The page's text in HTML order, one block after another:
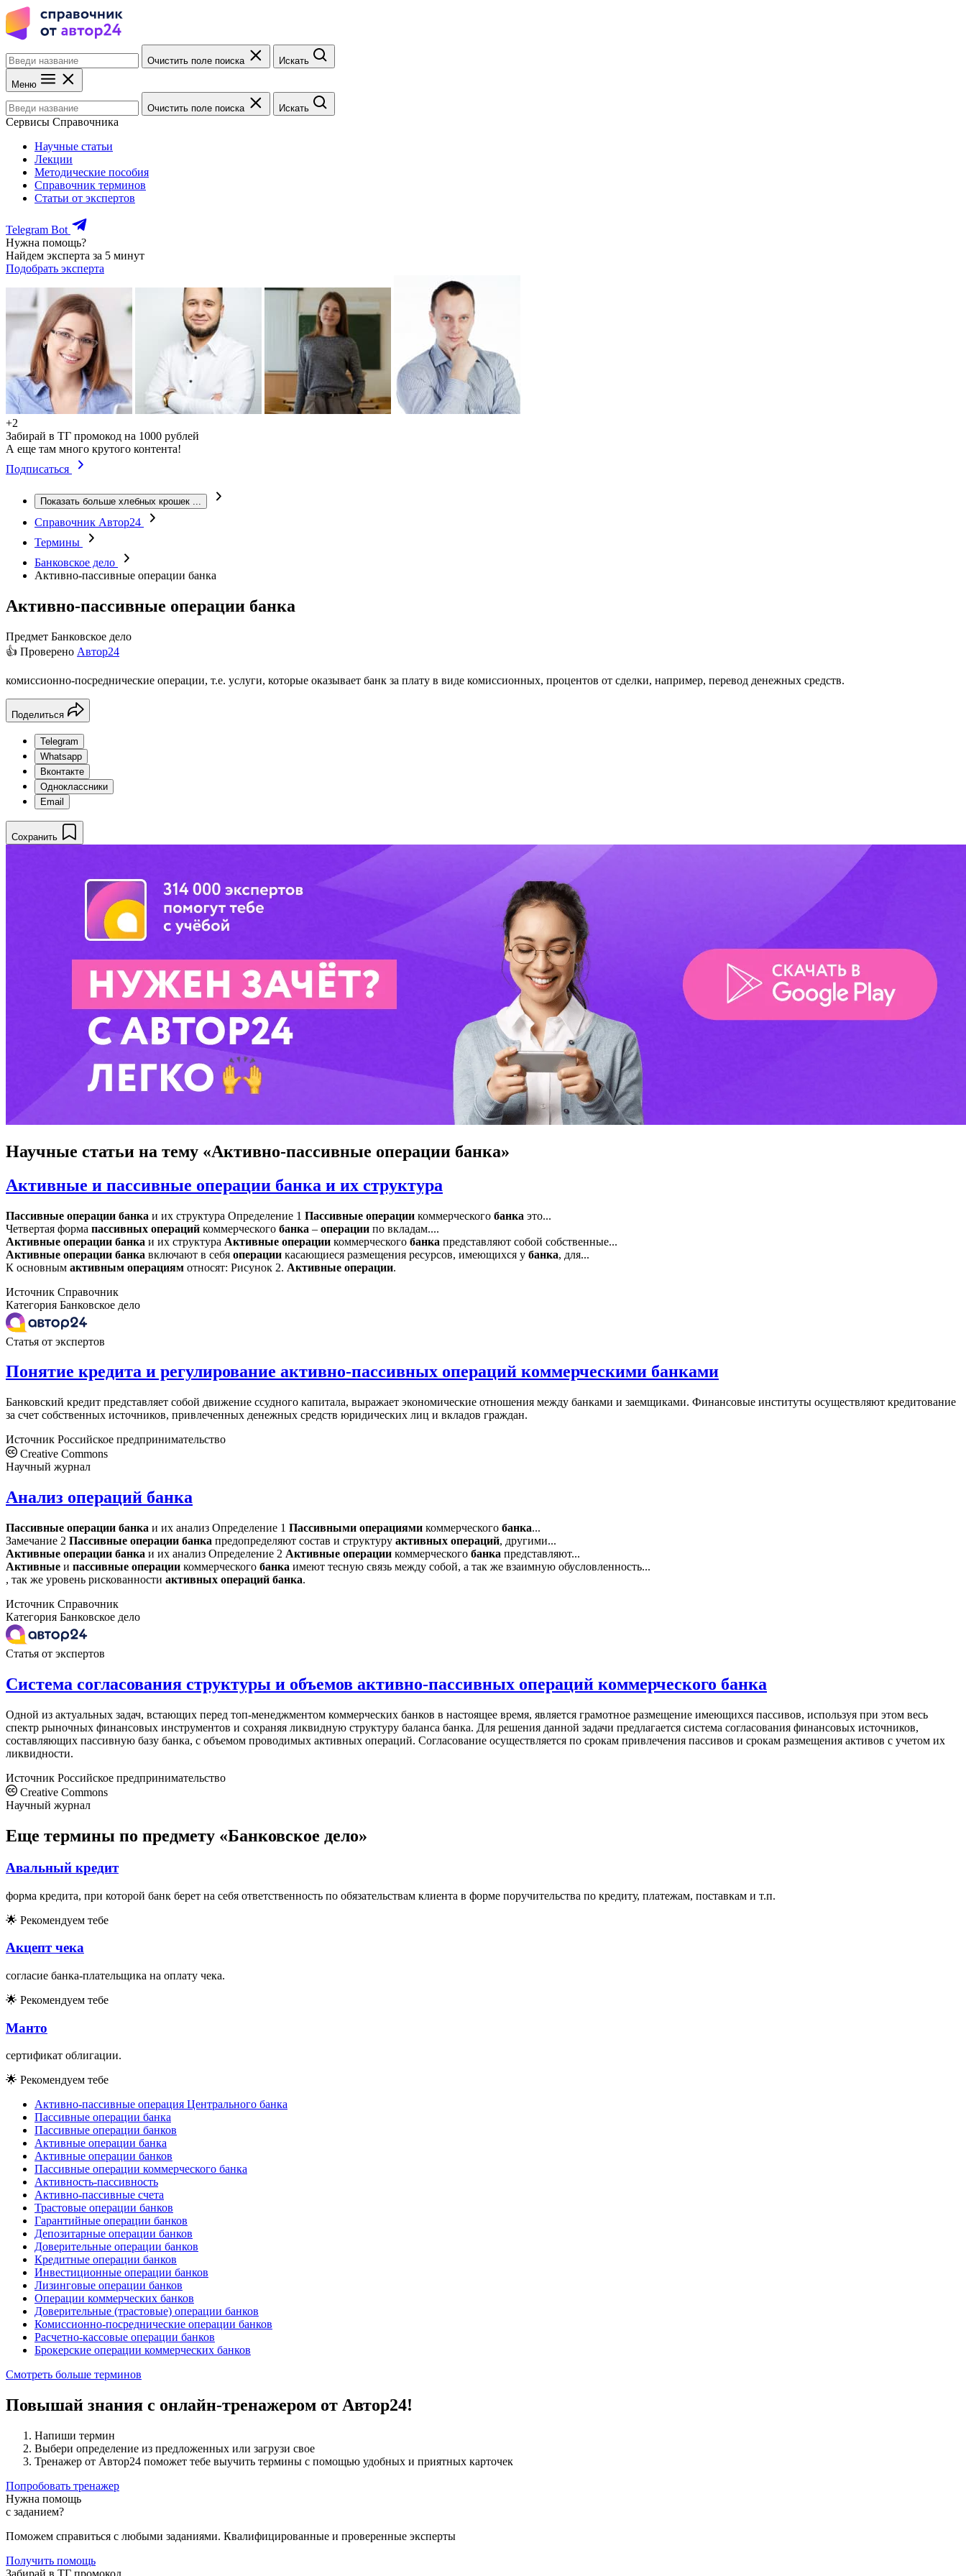
Очистить поле поиска Искать
Меню
Очистить поле поиска Искать
Сервисы Справочника
Научные статьи
Лекции
Методические пособия
Справочник терминов
Статьи от экспертов
Telegram Bot
Нужна помощь?
Найдем эксперта за 5 минут
Подобрать эксперта
+2
Забирай в ТГ промокод на 1000 рублей
А еще там много крутого контента!
Подписаться
Показать больше хлебных крошек ...
Справочник Автор24
Термины
Банковское дело
Активно-пассивные операции банка
Активно-пассивные операции банка
Предмет Банковское дело
👍 Проверено Автор24
комиссионно-посреднические операции, т.е. услуги, которые оказывает банк за плату в виде комиссионных, процентов от сделки, например, перевод денежных средств.
Поделиться
Telegram
Whatsapp
Вконтакте
Одноклассники
Email
Сохранить
Научные статьи на тему «Активно-пассивные операции банка»
Активные и пассивные операции банка и их структура
Пассивные операции банка и их структура Определение 1 Пассивные операции коммерческого банка это...
Четвертая форма пассивных операций коммерческого банка – операции по вкладам....
Активные операции банка и их структура Активные операции коммерческого банка представляют собой собственные...
Активные операции банка включают в себя операции касающиеся размещения ресурсов, имеющихся у банка, для...
К основным активным операциям относят: Рисунок 2. Активные операции.
Источник Справочник
Категория Банковское дело
Статья от экспертов
Понятие кредита и регулирование активно-пассивных операций коммерческими банками
Банковский кредит представляет собой движение ссудного капитала, выражает экономические отношения между банками и заемщиками. Финансовые институты осуществляют кредитование
за счет собственных источников, привлеченных денежных средств юридических лиц и вкладов граждан.
Источник Российское предпринимательство
Creative Commons
Научный журнал
Анализ операций банка
Пассивные операции банка и их анализ Определение 1 Пассивными операциями коммерческого банка...
Замечание 2 Пассивные операции банка предопределяют состав и структуру активных операций, другими...
Активные операции банка и их анализ Определение 2 Активные операции коммерческого банка представляют...
Активные и пассивные операции коммерческого банка имеют тесную связь между собой, а так же взаимную обусловленность...
, так же уровень рискованности активных операций банка.
Источник Справочник
Категория Банковское дело
Статья от экспертов
Система согласования структуры и объемов активно-пассивных операций коммерческого банка
Одной из актуальных задач, встающих перед топ-менеджментом коммерческих банков в настоящее время, является грамотное размещение имеющихся пассивов, используя при этом весь
спектр рыночных финансовых инструментов и сохраняя ликвидную структуру баланса банка. Для решения данной задачи предлагается система согласования финансовых источников,
составляющих пассивную базу банка, с объемом проводимых активных операций. Согласование осуществляется по срокам привлечения пассивов и срокам размещения активов с учетом их
ликвидности.
Источник Российское предпринимательство
Creative Commons
Научный журнал
Еще термины по предмету «Банковское дело»
Авальный кредит
форма кредита, при которой банк берет на себя ответственность по обязательствам клиента в форме поручительства по кредиту, платежам, поставкам и т.п.
🌟 Рекомендуем тебе
Акцепт чека
согласие банка-плательщика на оплату чека.
🌟 Рекомендуем тебе
Манто
сертификат облигации.
🌟 Рекомендуем тебе
Активно-пассивные операция Центрального банка
Пассивные операции банка
Пассивные операции банков
Активные операции банка
Активные операции банков
Пассивные операции коммерческого банка
Активность-пассивность
Активно-пассивные счета
Трастовые операции банков
Гарантийные операции банков
Депозитарные операции банков
Доверительные операции банков
Кредитные операции банков
Инвестиционные операции банков
Лизинговые операции банков
Операции коммерческих банков
Доверительные (трастовые) операции банков
Комиссионно-посреднические операции банков
Расчетно-кассовые операции банков
Брокерские операции коммерческих банков
Смотреть больше терминов
Повышай знания с онлайн-тренажером от Автор24!
Напиши термин
Выбери определение из предложенных или загрузи свое
Тренажер от Автор24 поможет тебе выучить термины с помощью удобных и приятных карточек
Попробовать тренажер
Нужна помощь
с заданием?
Поможем справиться с любыми заданиями. Квалифицированные и проверенные эксперты
Получить помощь